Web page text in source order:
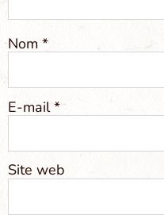
Nom*
E-mail*
Site web